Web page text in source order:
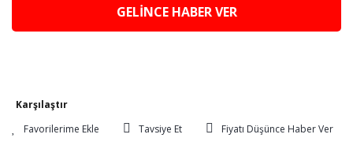
GELİNCE HABER VER
Karşılaştır
Tavsiye Et
Fiyatı Düşünce Haber Ver